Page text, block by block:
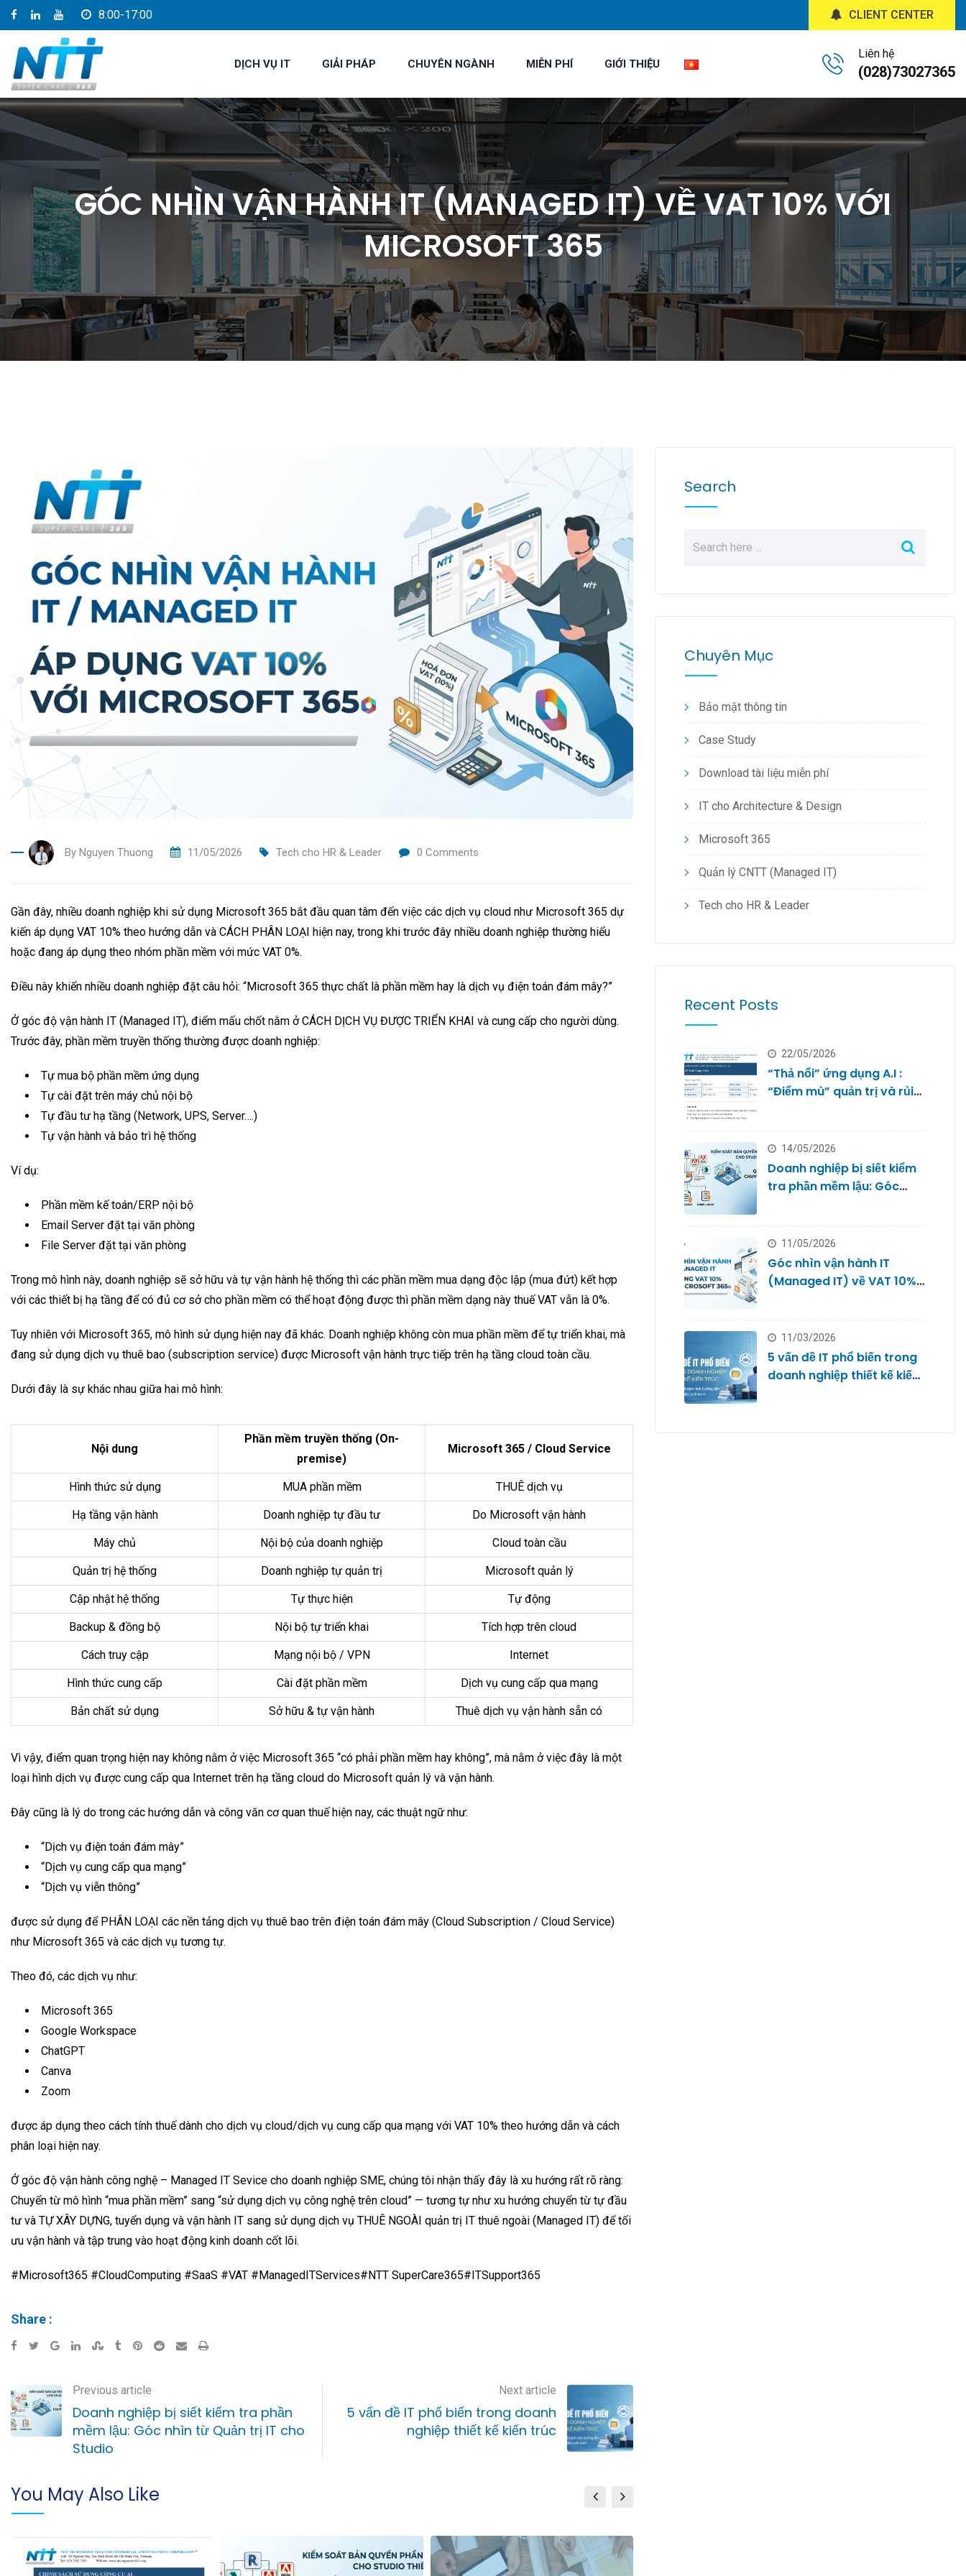
8:00-17:00 CLIENT CENTER
DỊCH VỤ IT GIẢI PHÁP CHUYÊN NGÀNH MIỄN PHÍ GIỚI THIỆU
Liên hệ
(028)73027365
GÓC NHÌN VẬN HÀNH IT (MANAGED IT) VỀ VAT 10% VỚI
MICROSOFT 365
By Nguyen Thuong 11/05/2026 Tech cho HR & Leader 0 Comments
Gần đây, nhiều doanh nghiệp khi sử dụng Microsoft 365 bắt đầu quan tâm đến việc các dịch vụ cloud như Microsoft 365 dự
kiến áp dụng VAT 10% theo hướng dẫn và CÁCH PHÂN LOẠI hiện nay, trong khi trước đây nhiều doanh nghiệp thường hiểu
hoặc đang áp dụng theo nhóm phần mềm với mức VAT 0%.
Điều này khiến nhiều doanh nghiệp đặt câu hỏi: “Microsoft 365 thực chất là phần mềm hay là dịch vụ điện toán đám mây?”
Ở góc độ vận hành IT (Managed IT), điểm mấu chốt nằm ở CÁCH DỊCH VỤ ĐƯỢC TRIỂN KHAI và cung cấp cho người dùng.
Trước đây, phần mềm truyền thống thường được doanh nghiệp:
Tự mua bộ phần mềm ứng dụng
Tự cài đặt trên máy chủ nội bộ
Tự đầu tư hạ tầng (Network, UPS, Server….)
Tự vận hành và bảo trì hệ thống
Ví dụ:
Phần mềm kế toán/ERP nội bộ
Email Server đặt tại văn phòng
File Server đặt tại văn phòng
Trong mô hình này, doanh nghiệp sẽ sở hữu và tự vận hành hệ thống thì các phần mềm mua dạng độc lập (mua đứt) kết hợp
với các thiết bị hạ tầng để có đủ cơ sở cho phần mềm có thể hoạt động được thì phần mềm dạng này thuế VAT vẫn là 0%.
Tuy nhiên với Microsoft 365, mô hình sử dụng hiện nay đã khác. Doanh nghiệp không còn mua phần mềm để tự triển khai, mà
đang sử dụng dịch vụ thuê bao (subscription service) được Microsoft vận hành trực tiếp trên hạ tầng cloud toàn cầu.
Dưới đây là sự khác nhau giữa hai mô hình:
Nội dung
Phần mềm truyền thống (On-
premise)
Microsoft 365 / Cloud Service
Hình thức sử dụng MUA phần mềm THUÊ dịch vụ
Hạ tầng vận hành Doanh nghiệp tự đầu tư Do Microsoft vận hành
Máy chủ Nội bộ của doanh nghiệp Cloud toàn cầu
Quản trị hệ thống Doanh nghiệp tự quản trị Microsoft quản lý
Cập nhật hệ thống Tự thực hiện Tự động
Backup & đồng bộ Nội bộ tự triển khai Tích hợp trên cloud
Cách truy cập Mạng nội bộ / VPN Internet
Hình thức cung cấp Cài đặt phần mềm Dịch vụ cung cấp qua mạng
Bản chất sử dụng Sở hữu & tự vận hành Thuê dịch vụ vận hành sẵn có
Vì vậy, điểm quan trọng hiện nay không nằm ở việc Microsoft 365 “có phải phần mềm hay không”, mà nằm ở việc đây là một
loại hình dịch vụ được cung cấp qua Internet trên hạ tầng cloud do Microsoft quản lý và vận hành.
Đây cũng là lý do trong các hướng dẫn và công văn cơ quan thuế hiện nay, các thuật ngữ như:
“Dịch vụ điện toán đám mây”
“Dịch vụ cung cấp qua mạng”
“Dịch vụ viễn thông”
được sử dụng để PHÂN LOẠI các nền tảng dịch vụ thuê bao trên điện toán đám mây (Cloud Subscription / Cloud Service)
như Microsoft 365 và các dịch vụ tương tự.
Theo đó, các dịch vụ như:
Microsoft 365
Google Workspace
ChatGPT
Canva
Zoom
được áp dụng theo cách tính thuế dành cho dịch vụ cloud/dịch vụ cung cấp qua mạng với VAT 10% theo hướng dẫn và cách
phân loại hiện nay.
Ở góc độ vận hành công nghệ – Managed IT Sevice cho doanh nghiệp SME, chúng tôi nhận thấy đây là xu hướng rất rõ ràng:
Chuyển từ mô hình “mua phần mềm” sang “sử dụng dịch vụ công nghệ trên cloud” — tương tự như xu hướng chuyển từ tự đầu
tư và TỰ XÂY DỰNG, tuyển dụng và vận hành IT sang sử dụng dịch vụ THUÊ NGOÀI quản trị IT thuê ngoài (Managed IT) để tối
ưu vận hành và tập trung vào hoạt động kinh doanh cốt lõi.
#Microsoft365 #CloudComputing #SaaS #VAT #ManagedITServices#NTT SuperCare365#ITSupport365
Share :
Previous article
Doanh nghiệp bị siết kiểm tra phần
mềm lậu: Góc nhìn từ Quản trị IT cho
Studio
Next article
5 vấn đề IT phổ biến trong doanh
nghiệp thiết kế kiến trúc
You May Also Like
Search
Chuyên Mục
Bảo mật thông tin
Case Study
Download tài liệu miễn phí
IT cho Architecture & Design
Microsoft 365
Quản lý CNTT (Managed IT)
Tech cho HR & Leader
Recent Posts
22/05/2026
“Thả nổi” ứng dụng A.I :
“Điểm mù” quản trị và rủi
14/05/2026
Doanh nghiệp bị siết kiểm
tra phần mềm lậu: Góc
11/05/2026
Góc nhìn vận hành IT
(Managed IT) về VAT 10%
11/03/2026
5 vấn đề IT phổ biến trong
doanh nghiệp thiết kế kiến